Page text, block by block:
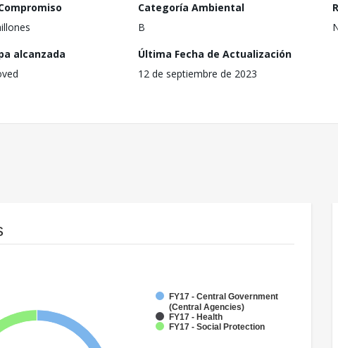
Categoría Ambiental
B
alcanzada
Última Fecha de Actualización
12 de septiembre de 2023
FY17 - Central Government
(Central Agencies)
FY17 - Health
FY17 - Social Protection